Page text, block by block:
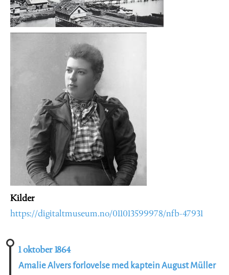
Kilder
https://digitaltmuseum.no/011013599978/nfb-47931
1 oktober 1864
Amalie Alvers forlovelse med kaptein August Müller